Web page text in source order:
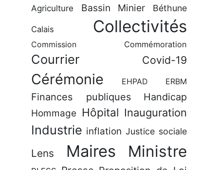
Agriculture Bassin Minier Béthune
Calais Collectivités
Commission Commémoration
Courrier Covid-19
Cérémonie EHPAD ERBM
Finances publiques Handicap
Hommage Hôpital Inauguration
Industrie inflation Justice sociale
Lens Maires Ministre